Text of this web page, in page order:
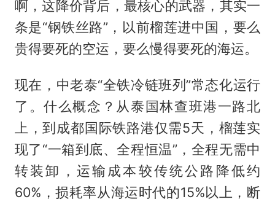
啊，这降价背后，最核心的武器，其实一
条是“钢铁丝路”，以前榴莲进中国，要么
贵得要死的空运，要么慢得要死的海运。
现在，中老泰“全铁冷链班列”常态化运行
了。什么概念？从泰国林查班港一路北
上，到成都国际铁路港仅需5天，榴莲实
现了“一箱到底、全程恒温”，全程无需中
转装卸，运输成本较传统公路降低约
60%，损耗率从海运时代的15%以上，断